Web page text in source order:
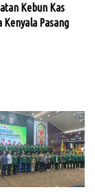
Kebun Kas
Kenyala Pasang